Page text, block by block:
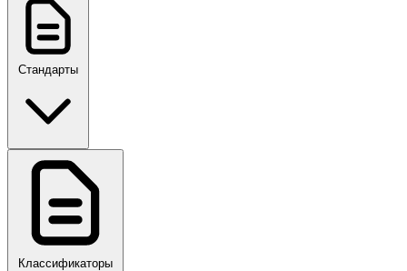
Стандарты
ГОСТ, ГОСТ Р, ПНСТ
Классификаторы